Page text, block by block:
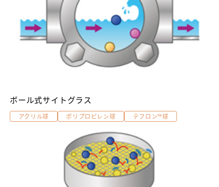
ボール式サイトグラス
アクリル球 ポリプロピレン球 テフロン™球